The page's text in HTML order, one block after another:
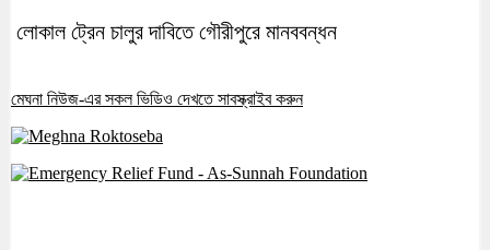
লোকাল ট্রেন চালুর দাবিতে গৌরীপুরে মানববন্ধন
মেঘনা নিউজ-এর সকল ভিডিও দেখতে সাবস্ক্রাইব করুন